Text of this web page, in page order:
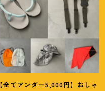
【全てアンダー5,000円】おしゃ